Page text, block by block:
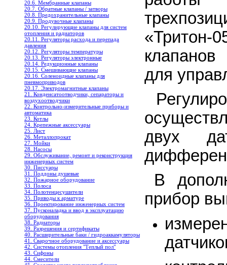
20.6. Мембранные клапаны
20.7. Обратные клапаны / затворы
20.8. Предохранительные клапаны
20.9. Продувочные клапаны
20.10. Регулирующие клапаны для систем
отопления и радиаторов
20.11. Регуляторы расхода и перепада
давления
20.12. Регуляторы температуры
20.13. Регуляторы электронные
20.14. Редукционные клапаны
20.15. Смешивающие клапаны
20.16. Соленоидные клапаны для
пневмоприводов
20.17. Электромагнитные клапаны
21. Конденсатоотводчики, сепараторы и
воздухоотводчики
22. Контрольно-измерительные приборы и
автоматика
23. Котлы
24. Крепежные аксессуары
25. Лист
26. Металлопрокат
27. Мойки
28. Насосы
29. Обслуживание, ремонт и реконструкция
инженерных систем
30. Писсуары
31. Поддоны душевые
32. Пожарное оборудование
33. Полоса
34. Полотенцесушители
35. Приводы к арматуре
36. Проектирование инженерных систем
37. Пусконаладка и ввод в эксплуатацию
оборудования
38. Радиаторы
39. Разрешения и сертификаты
40. Расширительные баки / гидроаккамуляторы
41. Сварочное оборудование и аксессуары
42. Системы отопления "Теплый пол"
43. Сифоны
44. Смесители
«Тритон-
для
двух
В
прибор